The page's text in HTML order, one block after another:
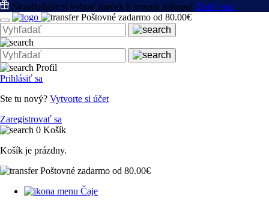
Nezabudnite si vybrať darček k tvojmu nákupu! Zistiť viac
Poštovné zadarmo od 80.00€
Profil
Prihlásiť sa
Ste tu nový? Vytvorte si účet
Zaregistrovať sa
0 Košík
Košík je prázdny.
Poštovné zadarmo od 80.00€
Čaje